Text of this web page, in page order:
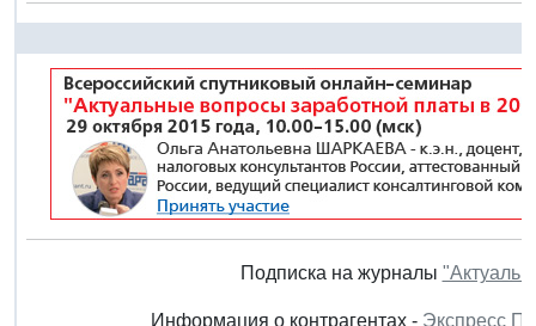
Подписка на журналы
Информация о контрагентах - Экспресс